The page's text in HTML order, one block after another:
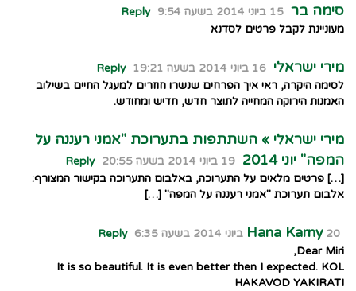
סימה בר 15 ביוני 2014 בשעה 9:54
Reply
מעוניינת לקבל פרטים לסדנא
מירי ישראלי 16 ביוני 2014 בשעה 19:21
Reply
לסימה היקרה, ראי איך הפרחים שנשרו חוזרים למעגל החיים בשילוב
האמנות הירוקה המחייה לתוצר חדש, חדיש ומחודש.
מירי ישראלי » השתתפות בתערוכת "אמני רעננה על
המפה" יוני 2014
19 ביוני 2014 בשעה 20:55
Reply
[…] פרטים מלאים על התערוכה, באלבום התערוכה בקישור המצורף:
אלבום תערוכת "אמני רעננה על המפה" […]
Hana Karny 20 ביוני 2014 בשעה 6:35
Reply
Dear Miri,
It is so beautiful. It is even better then I expected. KOL
HAKAVOD YAKIRATI